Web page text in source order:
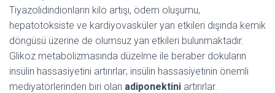
Tiyazolidindionların kilo artışı, ödem oluşumu,
hepatotoksiste ve kardiyovasküler yan etkileri dışında kemik
döngüsü üzerine de olumsuz yan etkileri bulunmaktadır.
Glikoz metabolizmasında düzelme ile beraber dokuların
insülin hassasiyetini artırırlar; insülin hassasiyetinin önemli
mediyatörlerinden biri olan adiponektini artırırlar.